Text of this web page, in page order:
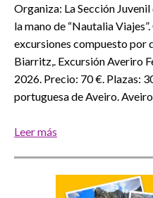
Organiza: La Sección
la mano de “Nautalia
excursiones compuesto por
Biarritz,. Excursión Averiro
2026. Precio: 70 €. Plazas:
portuguesa de Aveiro.
Leer más